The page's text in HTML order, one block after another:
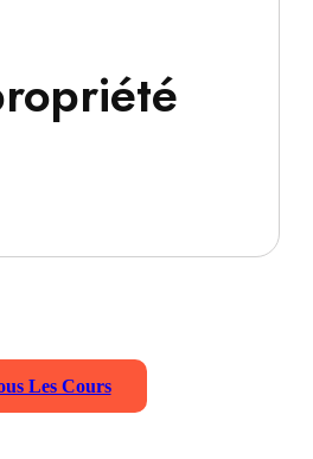
Les Cours